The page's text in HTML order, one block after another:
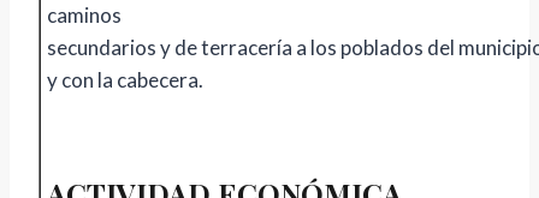
caminos
secundarios y de terracería a los poblados del
y con la cabecera.